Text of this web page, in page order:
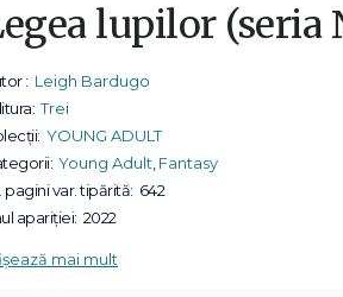
lupilor (seria
: Leigh Bardugo
Trei
YOUNG ADULT
Young Adult Fantasy
pagini var. tipărită: 642
apariției: 2022
mai mult